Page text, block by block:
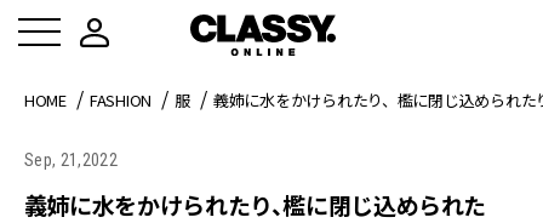
HOME FASHION 服 義姉に水をかけられたり、檻に閉じ込められ
Sep, 21,2022
義姉に水をかけられたり、檻に閉じ込められた